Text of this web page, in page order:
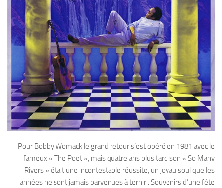
Pour Bobby Womack le grand retour s’est opéré en 1981 avec le
fameux « The Poet », mais quatre ans plus tard son « So Many
Rivers » était une incontestable réussite, un joyau soul que les
années ne sont jamais parvenues à ternir . Souvenirs d’une fête